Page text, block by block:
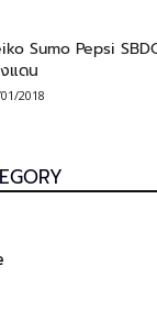
Sumo Pepsi
แดน
2018